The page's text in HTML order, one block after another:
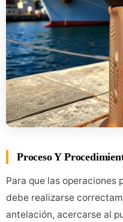
Proceso Y
Para que las operaciones
debe realizarse
antelación, acercarse al